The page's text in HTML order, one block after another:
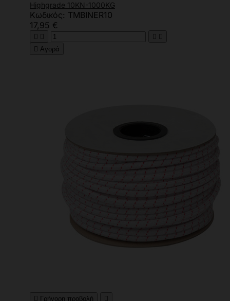
Highgrade 10KN-1000KG
Κωδικός: TMBINER10
17,95 €
   
 Αγορά
 Γρήγορη προβολή 